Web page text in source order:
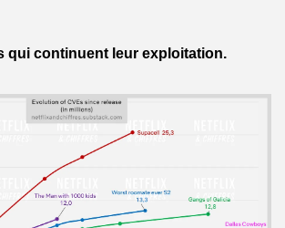
qui continuent leur exploitation.